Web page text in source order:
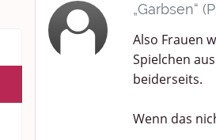
„Garbsen“
Also Frauen
Spielchen
beiderseits.
Wenn das